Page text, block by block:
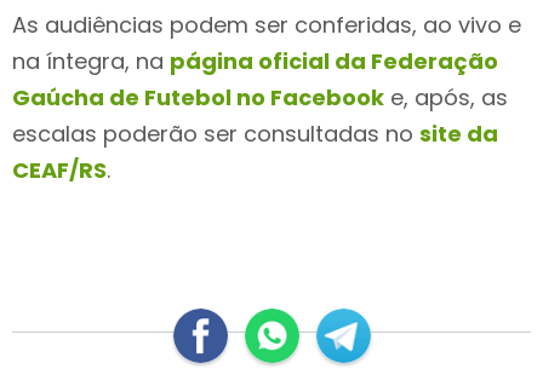
As audiências podem ser conferidas, ao vivo e
na íntegra, na página oficial da Federação
Gaúcha de Futebol no Facebook e, após, as
escalas poderão ser consultadas no site da
CEAF/RS.